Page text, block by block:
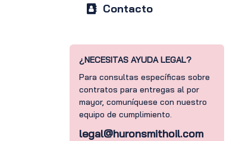
Contacto
¿NECESITAS AYUDA LEGAL?
Para consultas específicas sobre
contratos para entregas al por
mayor, comuníquese con nuestro
equipo de cumplimiento.
legal@huronsmithoil.com